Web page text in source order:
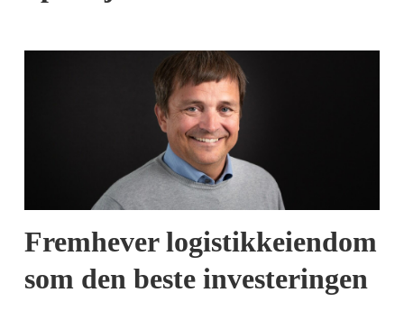
Fremhever logistikkeiendom
som den beste investeringen